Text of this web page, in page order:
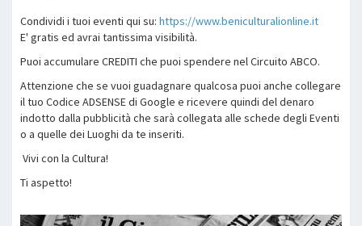
Condividi i tuoi eventi qui su: https://www.beniculturalionline.it
E' gratis ed avrai tantissima visibilità.
Puoi accumulare CREDITI che puoi spendere nel Circuito ABCO.
Attenzione che se vuoi guadagnare qualcosa puoi anche collegare
il tuo Codice ADSENSE di Google e ricevere quindi del denaro
indotto dalla pubblicità che sarà collegata alle schede degli Eventi
o a quelle dei Luoghi da te inseriti.
Vivi con la Cultura!
Ti aspetto!